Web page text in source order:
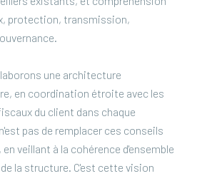
protection, transmission,
une architecture
en coordination étroite avec les
du client dans chaque
pas de remplacer ces conseils
veillant à la cohérence d'ensemble
la structure. C'est cette vision